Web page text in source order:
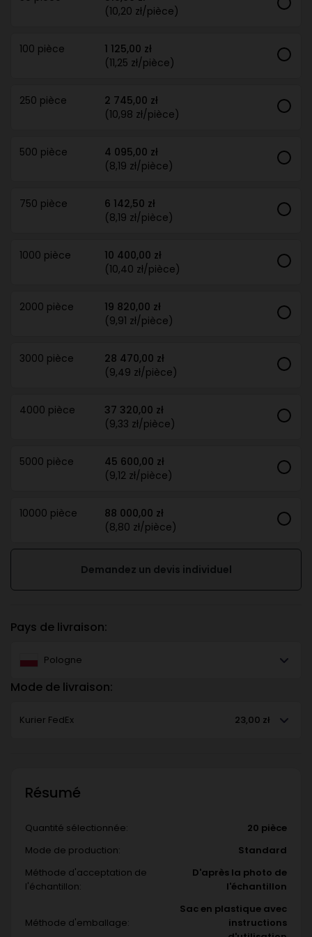
(10,20 zł/pièce)
100 pièce
1 125,00 zł
(11,25 zł/pièce)
250 pièce
2 745,00 zł
(10,98 zł/pièce)
500 pièce
4 095,00 zł
(8,19 zł/pièce)
750 pièce
6 142,50 zł
(8,19 zł/pièce)
1000 pièce
10 400,00 zł
(10,40 zł/pièce)
2000 pièce
19 820,00 zł
(9,91 zł/pièce)
3000 pièce
28 470,00 zł
(9,49 zł/pièce)
4000 pièce
37 320,00 zł
(9,33 zł/pièce)
5000 pièce
45 600,00 zł
(9,12 zł/pièce)
10000 pièce
88 000,00 zł
(8,80 zł/pièce)
Demandez un devis individuel
Pays de livraison:
Pologne
Mode de livraison:
Kurier FedEx 23,00 zł
Résumé
Quantité sélectionnée:
20 pièce
Mode de production:
Standard
Méthode d'acceptation de
l'échantillon:
D'après la photo de
l'échantillon
Méthode d'emballage:
Sac en plastique avec
instructions